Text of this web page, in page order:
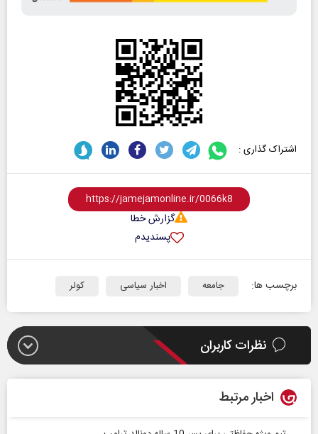
اشتراک گذاری :
گزارش خطا
پسندیدم
برچسب ها: جامعه اخبار سیاسی کولر
نظرات کاربران
اخبار مرتبط